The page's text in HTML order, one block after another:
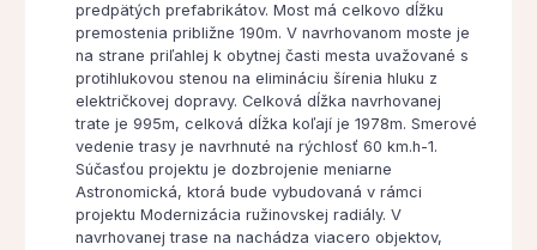
predpätých prefabrikátov. Most má celkovo dĺžku
premostenia približne 190m. V navrhovanom moste je
na strane priľahlej k obytnej časti mesta uvažované s
protihlukovou stenou na elimináciu šírenia hluku z
električkovej dopravy. Celková dĺžka navrhovanej
trate je 995m, celková dĺžka koľají je 1978m. Smerové
vedenie trasy je navrhnuté na rýchlosť 60 km.h-1.
Súčasťou projektu je dozbrojenie meniarne
Astronomická, ktorá bude vybudovaná v rámci
projektu Modernizácia ružinovskej radiály. V
navrhovanej trase na nachádza viacero objektov,